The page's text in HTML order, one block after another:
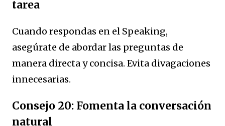
tarea
Cuando respondas en el Speaking,
asegúrate de abordar las preguntas de
manera directa y concisa. Evita divagaciones
innecesarias.
Consejo 20: Fomenta la conversación
natural